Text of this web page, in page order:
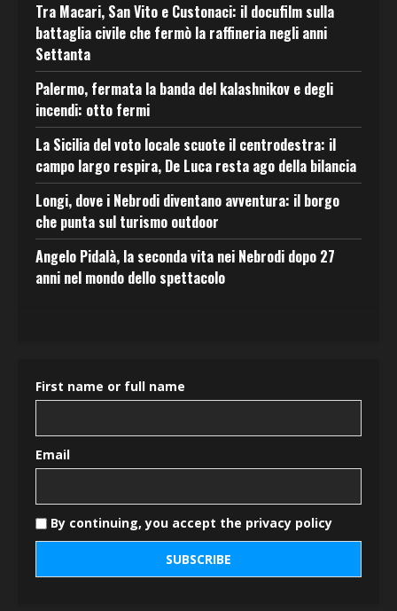
Tra Macari, San Vito e Custonaci: il docufilm sulla
battaglia civile che fermò la raffineria negli anni
Settanta
Palermo, fermata la banda del kalashnikov e degli
incendi: otto fermi
La Sicilia del voto locale scuote il centrodestra: il
campo largo respira, De Luca resta ago della bilancia
Longi, dove i Nebrodi diventano avventura: il borgo
che punta sul turismo outdoor
Angelo Pidalà, la seconda vita nei Nebrodi dopo 27
anni nel mondo dello spettacolo
First name or full name
Email
By continuing, you accept the privacy policy